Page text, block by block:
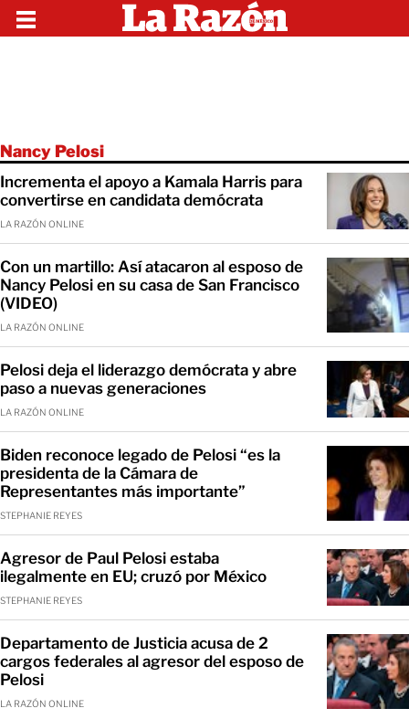
Nancy Pelosi
Incrementa el apoyo a Kamala Harris para
convertirse en candidata demócrata
LA RAZÓN ONLINE
Con un martillo: Así atacaron al esposo de
Nancy Pelosi en su casa de San Francisco
(VIDEO)
LA RAZÓN ONLINE
Pelosi deja el liderazgo demócrata y abre
paso a nuevas generaciones
LA RAZÓN ONLINE
Biden reconoce legado de Pelosi “es la
presidenta de la Cámara de
Representantes más importante”
STEPHANIE REYES
Agresor de Paul Pelosi estaba
ilegalmente en EU; cruzó por México
STEPHANIE REYES
Departamento de Justicia acusa de 2
cargos federales al agresor del esposo de
Pelosi
LA RAZÓN ONLINE